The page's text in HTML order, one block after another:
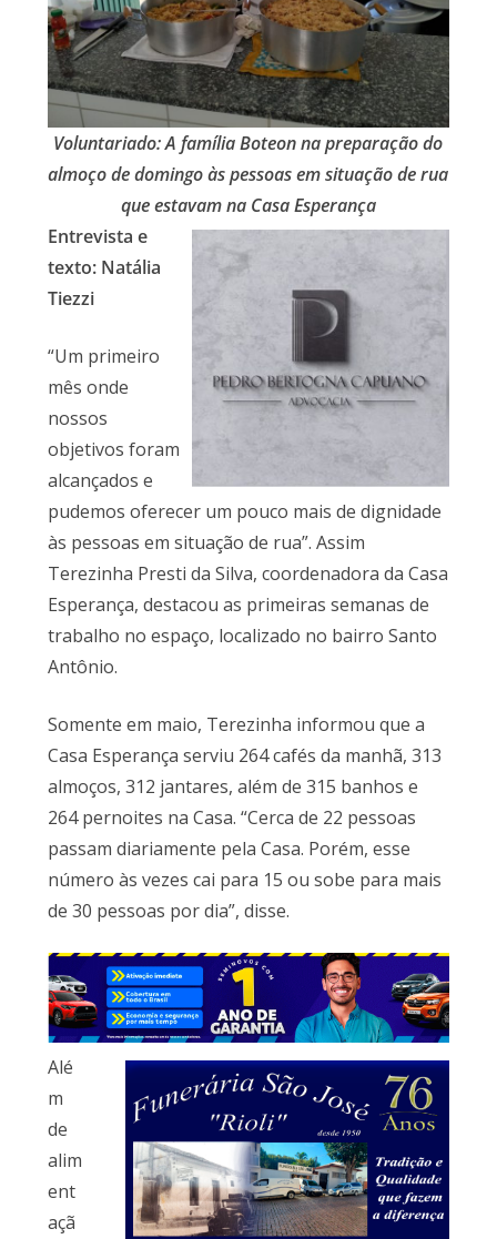
Voluntariado: A família Boteon na preparação do
almoço de domingo às pessoas em situação de rua
que estavam na Casa Esperança
Entrevista e
texto: Natália
Tiezzi
“Um primeiro
mês onde
nossos
objetivos foram
alcançados e
pudemos oferecer um pouco mais de dignidade
às pessoas em situação de rua”. Assim
Terezinha Presti da Silva, coordenadora da Casa
Esperança, destacou as primeiras semanas de
trabalho no espaço, localizado no bairro Santo
Antônio.
Somente em maio, Terezinha informou que a
Casa Esperança serviu 264 cafés da manhã, 313
almoços, 312 jantares, além de 315 banhos e
264 pernoites na Casa. “Cerca de 22 pessoas
passam diariamente pela Casa. Porém, esse
número às vezes cai para 15 ou sobe para mais
de 30 pessoas por dia”, disse.
Alé
m
de
alim
ent
açã